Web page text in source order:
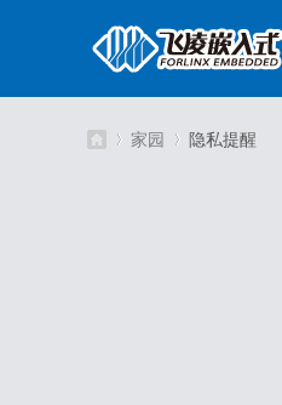
家园 隐私提醒